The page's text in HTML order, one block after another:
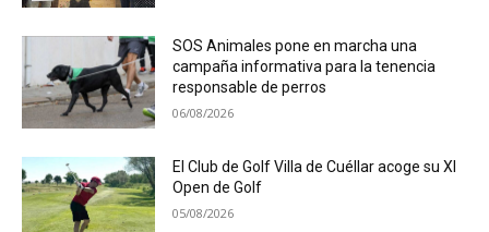
SOS Animales pone en marcha una
campaña informativa para la tenencia
responsable de perros
06/08/2026
El Club de Golf Villa de Cuéllar acoge su XI
Open de Golf
05/08/2026